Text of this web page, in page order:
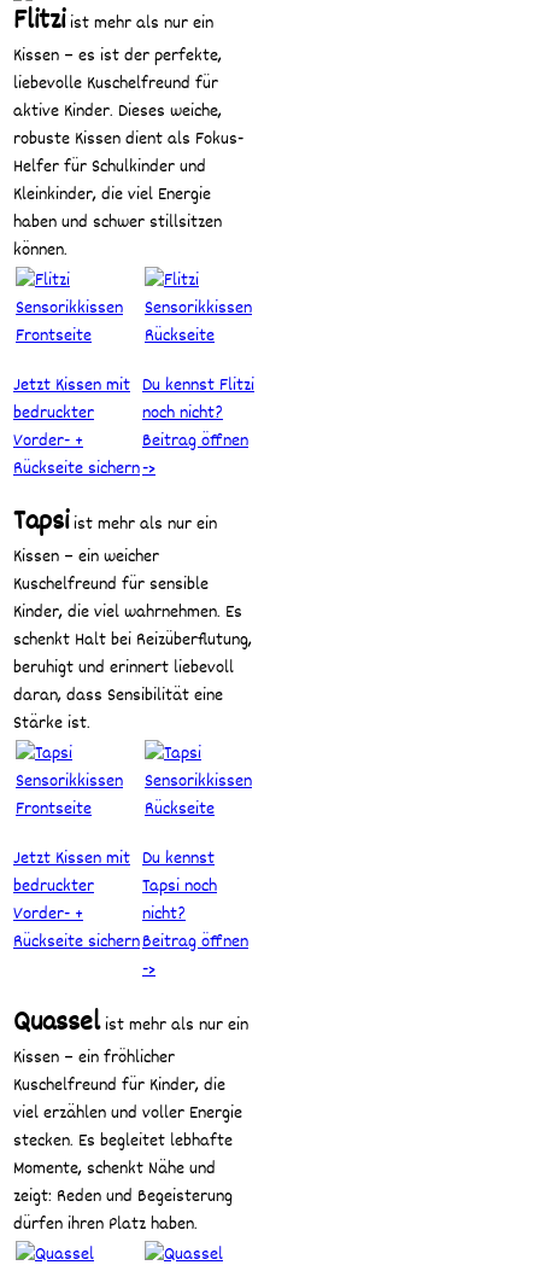
Flitziist mehr als nur ein
Kissen – es ist der perfekte,
liebevolle Kuschelfreund für
aktive Kinder. Dieses weiche,
robuste Kissen dient als Fokus-
Helfer für Schulkinder und
Kleinkinder, die viel Energie
haben und schwer stillsitzen
können.
Jetzt Kissen mit
bedruckter
Vorder- +
Rückseite sichern
Du kennst Flitzi
noch nicht?
Beitrag öffnen
->
Tapsiist mehr als nur ein
Kissen – ein weicher
Kuschelfreund für sensible
Kinder, die viel wahrnehmen. Es
schenkt Halt bei Reizüberflutung,
beruhigt und erinnert liebevoll
daran, dass Sensibilität eine
Stärke ist.
Jetzt Kissen mit
bedruckter
Vorder- +
Rückseite sichern
Du kennst
Tapsi noch
nicht?
Beitrag öffnen
->
Quasselist mehr als nur ein
Kissen – ein fröhlicher
Kuschelfreund für Kinder, die
viel erzählen und voller Energie
stecken. Es begleitet lebhafte
Momente, schenkt Nähe und
zeigt: Reden und Begeisterung
dürfen ihren Platz haben.